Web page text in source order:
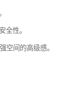
全性。
空间的高级感。